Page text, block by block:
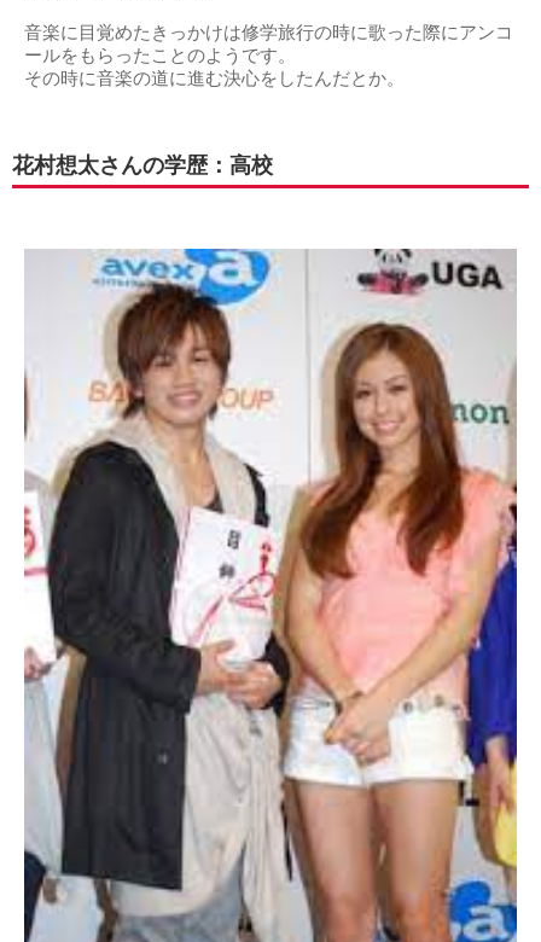
音楽に目覚めたきっかけは修学旅行の時に歌った際にアンコ
ールをもらったことのようです。
その時に音楽の道に進む決心をしたんだとか。
花村想太さんの学歴：高校